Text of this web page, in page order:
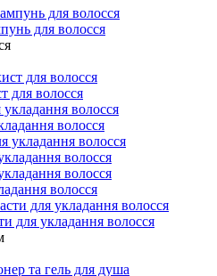
для волосся
для волосся
волосся
волосся
волосся
для укладання волосся